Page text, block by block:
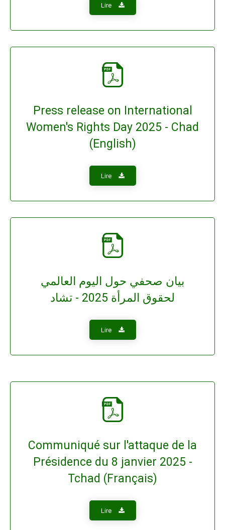
Lire
Press release on International
Women's Rights Day 2025 - Chad
(English)
Lire
بيان صحفي حول اليوم العالمي
لحقوق المرأة 2025 - تشاد
Lire
Communiqué sur l'attaque de la
Présidence du 8 janvier 2025 -
Tchad (Français)
Lire